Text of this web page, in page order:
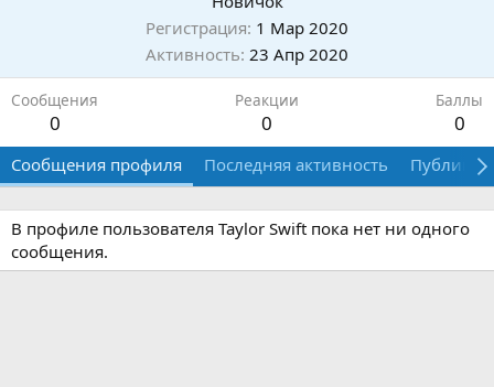
Регистрация 1 Мар 2020
Активность 23 Апр 2020
Сообщения
0
Реакции
0
Баллы
0
Сообщения профиля Последняя активность
В профиле пользователя Taylor Swift пока нет ни одного
сообщения.